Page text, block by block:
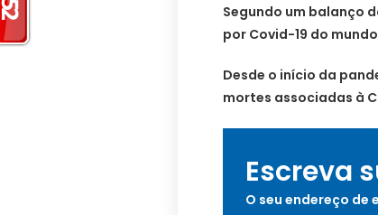
Segundo um balanço
por Covid-19 do
Desde o início da
mortes associadas à
Escreva
O seu endereço